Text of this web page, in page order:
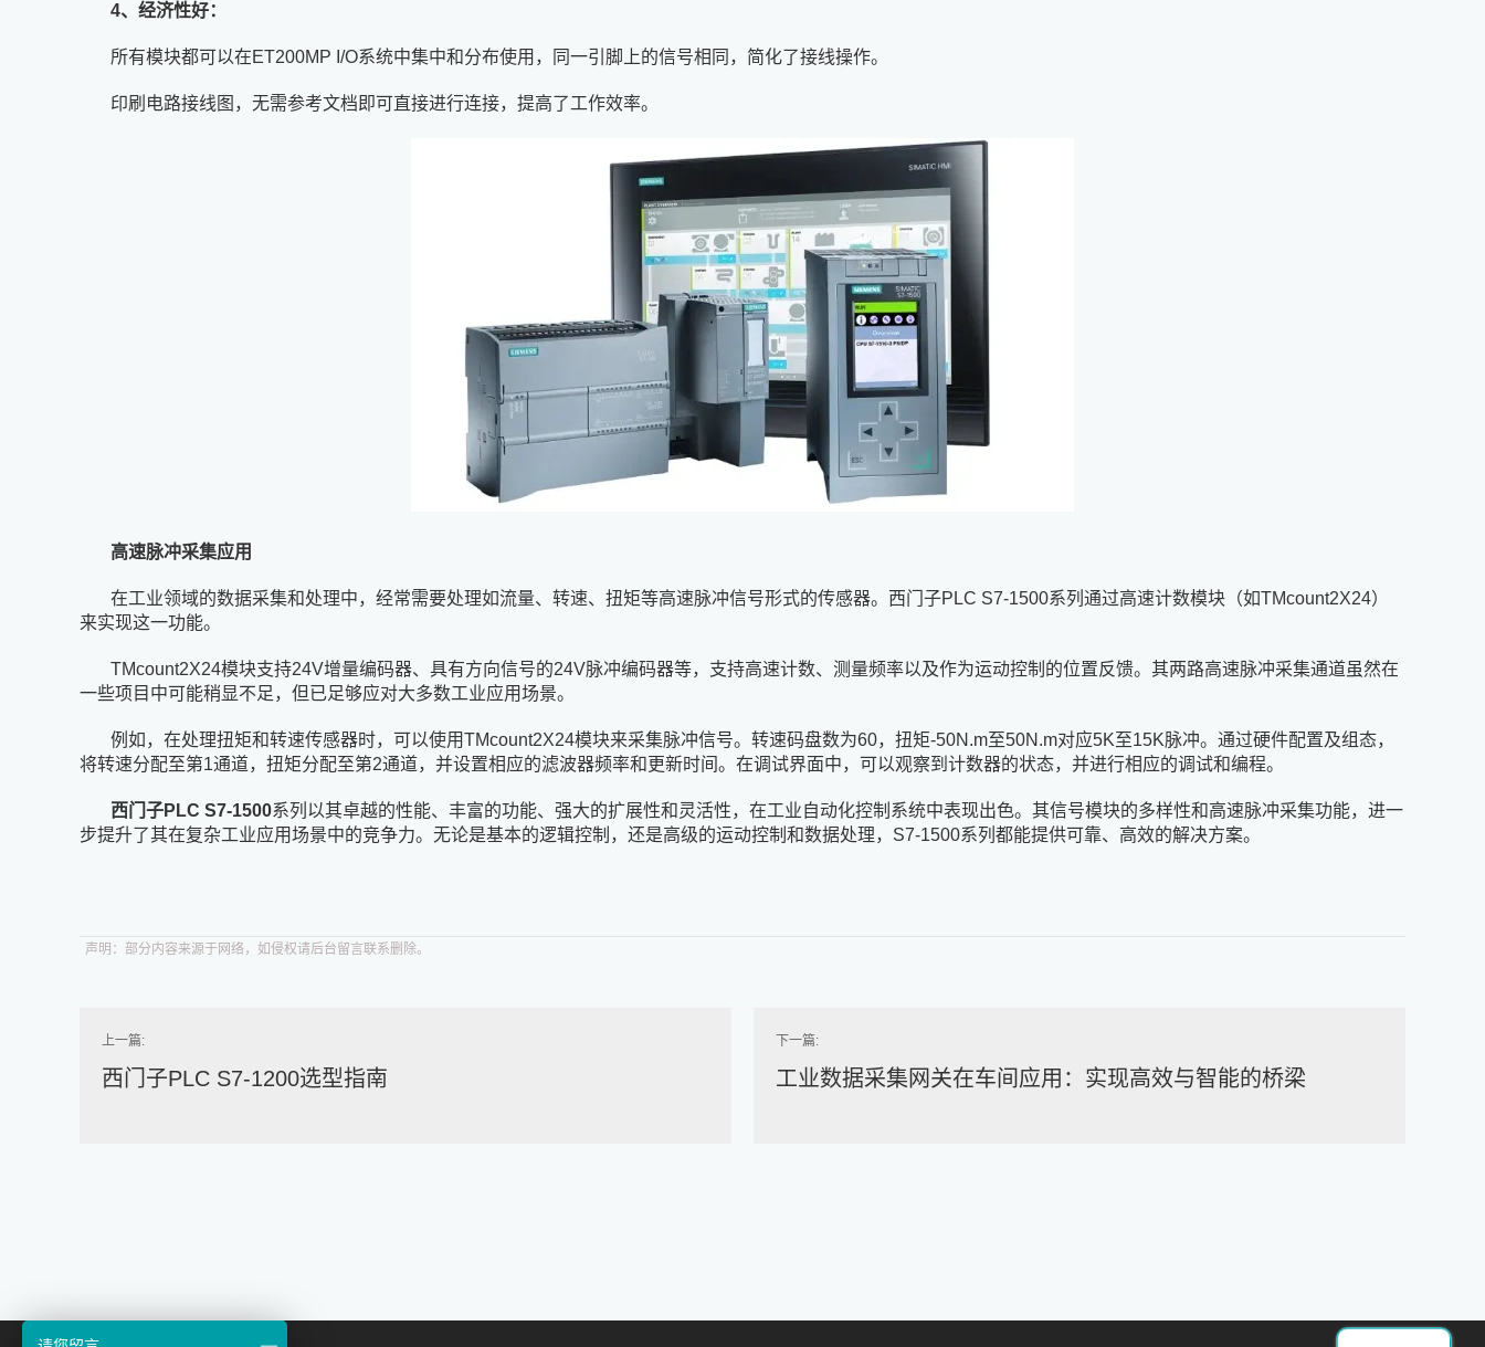
4、经济性好：
所有模块都可以在ET200MP I/O系统中集中和分布使用，同一引脚上的信号相同，简化了接线操作。
印刷电路接线图，无需参考文档即可直接进行连接，提高了工作效率。
高速脉冲采集应用
在工业领域的数据采集和处理中，经常需要处理如流量、转速、扭矩等高速脉冲信号形式的传感器。西门子PLC S7-1500系列通过高速计数模块（如TMcount2X24）
来实现这一功能。
TMcount2X24模块支持24V增量编码器、具有方向信号的24V脉冲编码器等，支持高速计数、测量频率以及作为运动控制的位置反馈。其两路高速脉冲采集通道虽然在
一些项目中可能稍显不足，但已足够应对大多数工业应用场景。
例如，在处理扭矩和转速传感器时，可以使用TMcount2X24模块来采集脉冲信号。转速码盘数为60，扭矩-50N.m至50N.m对应5K至15K脉冲。通过硬件配置及组态，
将转速分配至第1通道，扭矩分配至第2通道，并设置相应的滤波器频率和更新时间。在调试界面中，可以观察到计数器的状态，并进行相应的调试和编程。
西门子PLC S7-1500系列以其卓越的性能、丰富的功能、强大的扩展性和灵活性，在工业自动化控制系统中表现出色。其信号模块的多样性和高速脉冲采集功能，进一
步提升了其在复杂工业应用场景中的竞争力。无论是基本的逻辑控制，还是高级的运动控制和数据处理，S7-1500系列都能提供可靠、高效的解决方案。
声明：部分内容来源于网络，如侵权请后台留言联系删除。
上一篇:
西门子PLC S7-1200选型指南
下一篇:
工业数据采集网关在车间应用：实现高效与智能的桥梁